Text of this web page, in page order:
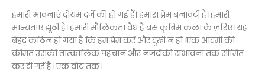
हमारी भावनाएं दोयम दर्जे की हो गई हैं। हमारा प्रेम बनावटी है। हमारी
मान्यताएं झूठी हैं। हमारी मौलिकता वैध है बस कृत्रिम कला के ज़रिए। यह
बेहद कठिन हो गया है कि हम प्रेम करें और दुखी न हों।एक आदमी की
क़ीमत उसकी तात्कालिक पहचान और नज़दीकी संभावना तक सीमित
कर दी गई है। एक वोट तक।